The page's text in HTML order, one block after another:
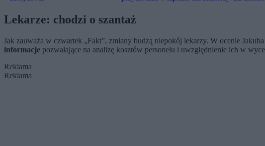
Lekarze: chodzi o szantaż
Jak zauważa w czwartek „Fakt”, zmiany budzą niepokój lekarzy. W ocenie
informacje pozwalające na analizę kosztów personelu i uwzględnienie ich w
Reklama
Reklama